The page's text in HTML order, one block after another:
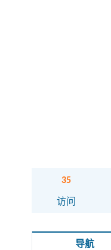
35
访问
导航